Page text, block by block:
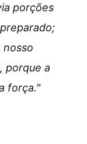
porções
nosso
porque a
força."